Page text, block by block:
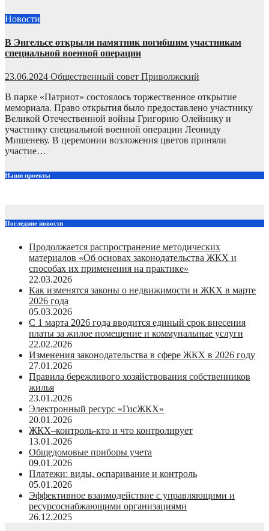
Новости
В Энгельсе открыли памятник погибшим участникам
специальной военной операции
23.06.2024 Общественный совет Приволжский
В парке «Патриот» состоялось торжественное открытие
мемориала. Право открытия было предоставлено участнику
Великой Отечественной войны Григорию Олейнику и
участнику специальной военной операции Леониду
Мишеневу. В церемонии возложения цветов приняли
участие…
Наши проекты
Последние новости
Продолжается распространение методических
материалов «Об основах законодательства ЖКХ и
способах их применения на практике»
22.03.2026
Как изменятся законы о недвижимости и ЖКХ в марте
2026 года
05.03.2026
С 1 марта 2026 года вводится единый срок внесения
платы за жилое помещение и коммунальные услуги
22.02.2026
Изменения законодательства в сфере ЖКХ в 2026 году
27.01.2026
Правила бережливого хозяйствования собственников
жилья
23.01.2026
Электронный ресурс «ГисЖКХ»
20.01.2026
ЖКХ–контроль-кто и что контролирует
13.01.2026
Общедомовые приборы учета
09.01.2026
Платежи: виды, оспаривание и контроль
05.01.2026
Эффективное взаимодействие с управляющими и
ресурсоснабжающими организациями
26.12.2025